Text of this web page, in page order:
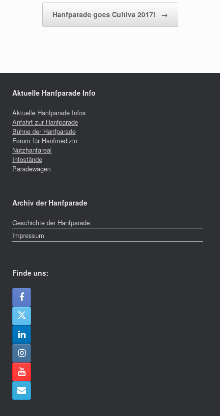
Hanfparade goes Cultiva 2017! →
Aktuelle Hanfparade Info
Aktuelle Hanfparade Infos
Anfahrt zur Hanfparade
Bühne der Hanfparade
Forum für Hanfmedizin
Nutzhanfareal
Infostände
Paradewagen
Archiv der Hanfparade
Geschichte der Hanfparade
Impressum
Finde uns: